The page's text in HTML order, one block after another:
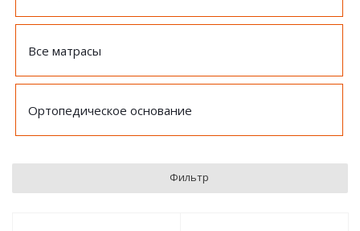
Все матрасы
Ортопедическое основание
Фильтр